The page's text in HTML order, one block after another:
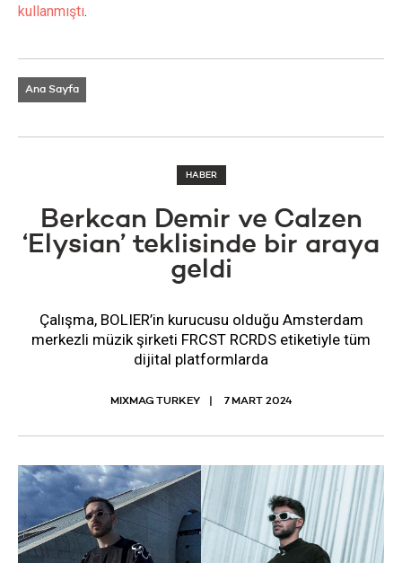
kullanmıştı.
Ana Sayfa
HABER
Berkcan Demir ve Calzen
‘Elysian’ teklisinde bir araya
geldi
Çalışma, BOLIER’in kurucusu olduğu Amsterdam
merkezli müzik şirketi FRCST RCRDS etiketiyle tüm
dijital platformlarda
MIXMAG TURKEY 7 MART 2024